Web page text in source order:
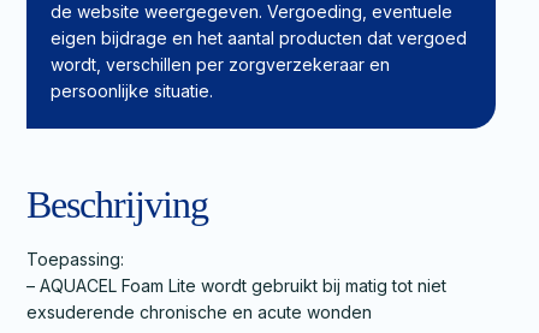
de website weergegeven. Vergoeding, eventuele
eigen bijdrage en het aantal producten dat vergoed
wordt, verschillen per zorgverzekeraar en
persoonlijke situatie.
Beschrijving
Toepassing:
– AQUACEL Foam Lite wordt gebruikt bij matig tot niet
exsuderende chronische en acute wonden